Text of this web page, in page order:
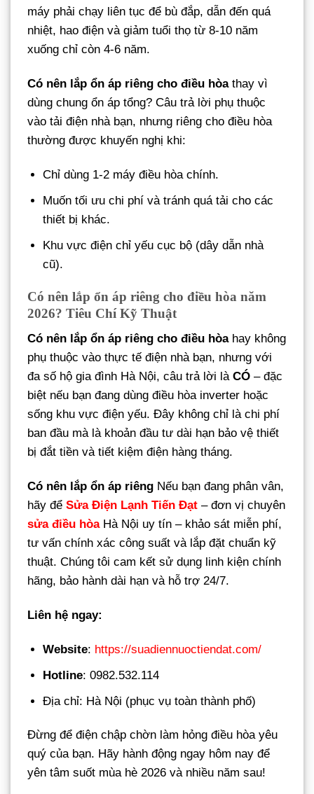
máy phải chạy liên tục để bù đắp, dẫn đến quá
nhiệt, hao điện và giảm tuổi thọ từ 8-10 năm
xuống chỉ còn 4-6 năm.
Có nên lắp ổn áp riêng cho điều hòathay vì
dùng chung ổn áp tổng? Câu trả lời phụ thuộc
vào tải điện nhà bạn, nhưng riêng cho điều hòa
thường được khuyến nghị khi:
Chỉ dùng 1-2 máy điều hòa chính.
Muốn tối ưu chi phí và tránh quá tải cho các
thiết bị khác.
Khu vực điện chỉ yếu cục bộ (dây dẫn nhà
cũ).
Có nên lắp ổn áp riêng cho điều hòa năm
2026? Tiêu Chí Kỹ Thuật
Có nên lắp ổn áp riêng cho điều hòahay không
phụ thuộc vào thực tế điện nhà bạn, nhưng với
đa số hộ gia đình Hà Nội, câu trả lời là CÓ – đặc
biệt nếu bạn đang dùng điều hòa inverter hoặc
sống khu vực điện yếu. Đây không chỉ là chi phí
ban đầu mà là khoản đầu tư dài hạn bảo vệ thiết
bị đắt tiền và tiết kiệm điện hàng tháng.
Có nên lắp ổn áp riêng Nếu bạn đang phân vân,
hãy để Sửa Điện Lạnh Tiến Đạt – đơn vị chuyên
sửa điều hòaHà Nội uy tín – khảo sát miễn phí,
tư vấn chính xác công suất và lắp đặt chuẩn kỹ
thuật. Chúng tôi cam kết sử dụng linh kiện chính
hãng, bảo hành dài hạn và hỗ trợ 24/7.
Liên hệ ngay:
Website: https://suadiennuoctiendat.com/
Hotline: 0982.532.114
Địa chỉ: Hà Nội (phục vụ toàn thành phố)
Đừng để điện chập chờn làm hỏng điều hòa yêu
quý của bạn. Hãy hành động ngay hôm nay để
yên tâm suốt mùa hè 2026 và nhiều năm sau!